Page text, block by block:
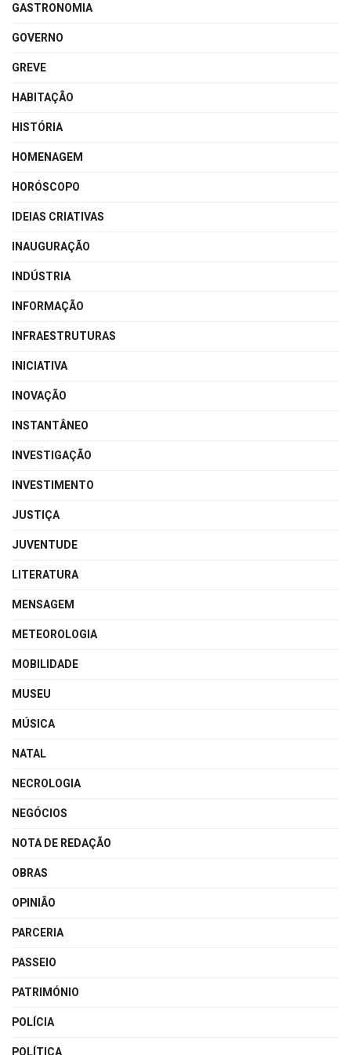
GASTRONOMIA
GOVERNO
GREVE
HABITAÇÃO
HISTÓRIA
HOMENAGEM
HORÓSCOPO
IDEIAS CRIATIVAS
INAUGURAÇÃO
INDÚSTRIA
INFORMAÇÃO
INFRAESTRUTURAS
INICIATIVA
INOVAÇÃO
INSTANTÂNEO
INVESTIGAÇÃO
INVESTIMENTO
JUSTIÇA
JUVENTUDE
LITERATURA
MENSAGEM
METEOROLOGIA
MOBILIDADE
MUSEU
MÚSICA
NATAL
NECROLOGIA
NEGÓCIOS
NOTA DE REDAÇÃO
OBRAS
OPINIÃO
PARCERIA
PASSEIO
PATRIMÓNIO
POLÍCIA